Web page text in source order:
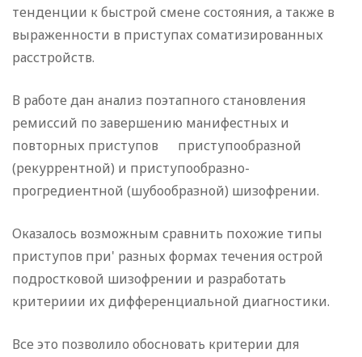
тенденции к быст­рой смене состояния, а также в
выраженности в приступах соматизированных
расстройств.
В работе дан анализ поэтапного становления
ремиссий по завершению манифестных и
повторных приступов приступо­образной
(рекуррентной) и приступообразно-
прогредиентной (шубообразной) шизофрении.
Оказалось возможным сравнить похожие типы
приступов при' разных формах течения острой
подростковой шизофрении и разработать
критериии их дифференциальной диагностики.
Все это позволило обосновать критерии для